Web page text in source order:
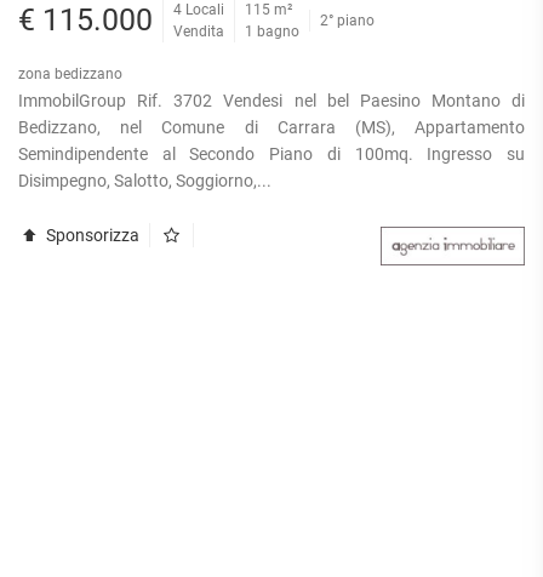
€ 115.000
4 Locali
Vendita
115 m²
1 bagno
2° piano
zona bedizzano
ImmobilGroup Rif. 3702 Vendesi nel bel Paesino Montano di
Bedizzano, nel Comune di Carrara (MS), Appartamento
Semindipendente al Secondo Piano di 100mq. Ingresso su
Disimpegno, Salotto, Soggiorno,...
Sponsorizza